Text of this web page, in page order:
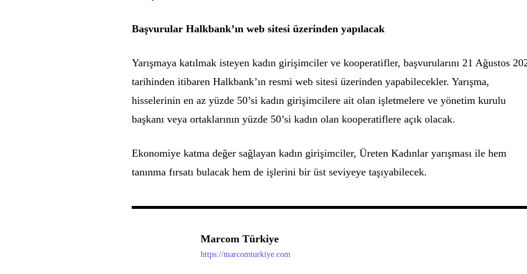
Başvurular Halkbank’ın web sitesi üzerinden yapılacak
Yarışmaya katılmak isteyen kadın girişimciler ve kooperatifler, başvurularını 21 Ağustos
tarihinden itibaren Halkbank’ın resmi web sitesi üzerinden yapabilecekler. Yarışma,
hisselerinin en az yüzde 50’si kadın girişimcilere ait olan işletmelere ve yönetim kurulu
başkanı veya ortaklarının yüzde 50’si kadın olan kooperatiflere açık olacak.
Ekonomiye katma değer sağlayan kadın girişimciler, Üreten Kadınlar yarışması ile hem
tanınma fırsatı bulacak hem de işlerini bir üst seviyeye taşıyabilecek.
Marcom Türkiye
https://marcomturkiye.com